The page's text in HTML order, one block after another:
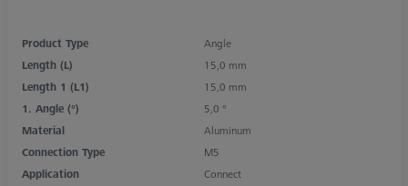
Product Type
Angle
Length (L)
15,0 mm
Length 1 (L1)
15,0 mm
1. Angle (°)
5,0 °
Material
Aluminum
Connection Type
M5
Application
Connect